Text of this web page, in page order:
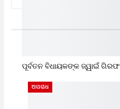
ପୂର୍ବତନ ବିଧାୟକଙ୍କ ଜ୍ୱାଇଁ ଗିରଫ
ଅପରାଧ